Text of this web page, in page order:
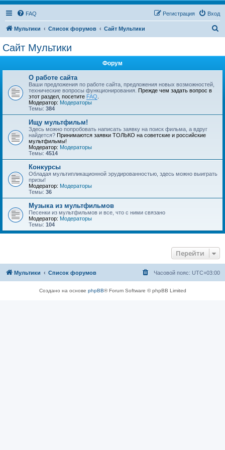
FAQ Вход
Регистрация
Мультики Список форумов Сайт Мультики
Сайт Мультики
Форум
О работе сайта
Ваши предложения по работе сайта, предложения новых возможностей,
технические вопросы функционирования. Прежде чем задать вопрос в
этот раздел, посетите FAQ
Модератор: Модераторы
Темы: 384
Ищу мультфильм!
Здесь можно попробовать написать заявку на поиск фильма, а вдруг
найдется? Принимаются заявки ТОЛЬКО на советские и российские
мультфильмы!
Модератор: Модераторы
Темы: 4514
Конкурсы
Обладая мультипликационной эрудированностью, здесь можно выиграть
призы!
Модератор: Модераторы
Темы: 36
Музыка из мультфильмов
Песенки из мультфильмов и все, что с ними связано
Модератор: Модераторы
Темы: 104
Перейти
Мультики Список форумов Часовой пояс: UTC+03:00
Создано на основе phpBB® Forum Software © phpBB Limited